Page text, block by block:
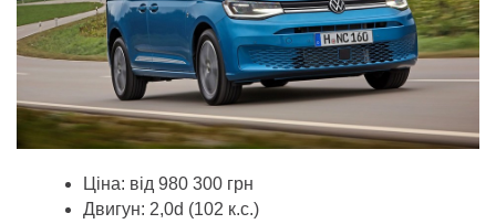
Ціна: від 980 300 грн
Двигун: 2,0d (102 к.с.)